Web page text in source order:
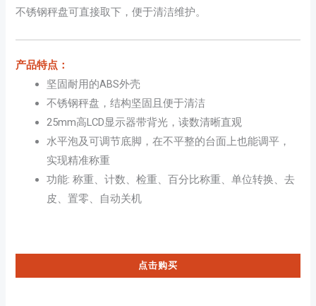
不锈钢秤盘可直接取下，便于清洁维护。
产品特点：
坚固耐用的ABS外壳
不锈钢秤盘，结构坚固且便于清洁
25mm高LCD显示器带背光，读数清晰直观
水平泡及可调节底脚，在不平整的台面上也能调平，
实现精准称重
功能: 称重、计数、检重、百分比称重、单位转换、去
皮、置零、自动关机
点击购买